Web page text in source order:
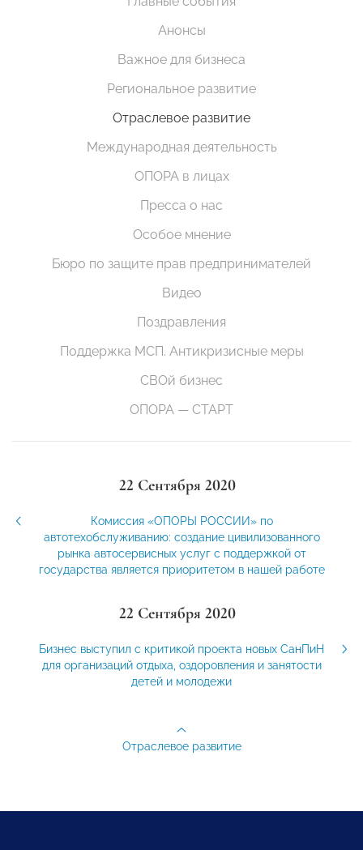
Анонсы
Важное для бизнеса
Региональное развитие
Отраслевое развитие
Международная деятельность
ОПОРА в лицах
Пресса о нас
Особое мнение
Бюро по защите прав предпринимателей
Видео
Поздравления
Поддержка МСП. Антикризисные меры
СВОй бизнес
ОПОРА — СТАРТ
22 Сентября 2020
Комиссия «ОПОРЫ РОССИИ» по
автотехобслуживанию: создание цивилизованного
рынка автосервисных услуг с поддержкой от
государства является приоритетом в нашей работе
22 Сентября 2020
Бизнес выступил с критикой проекта новых СанПиН
для организаций отдыха, оздоровления и занятости
детей и молодежи
Отраслевое развитие